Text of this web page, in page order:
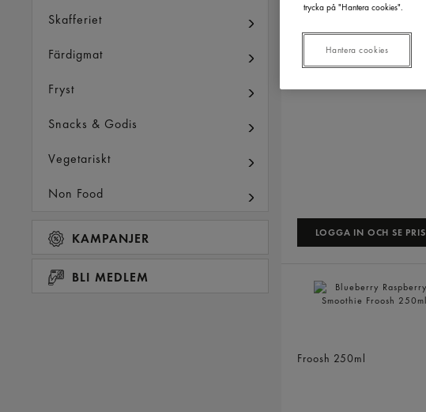
Skafferiet
Färdigmat
Fryst
Snacks & Godis
Vegetariskt
Non Food
KAMPANJER
BLI MEDLEM
LOGGA IN OCH SE PRIS
Froosh 250ml
trycka på "Hantera cookies".
Hantera cookies